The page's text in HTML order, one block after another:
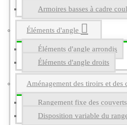
Armoires basses à cadre
Éléments d'angle
Éléments d'angle arrondis
Éléments d'angle droits
Aménagement des tiroirs et des
Rangement fixe des couverts
Disposition variable du